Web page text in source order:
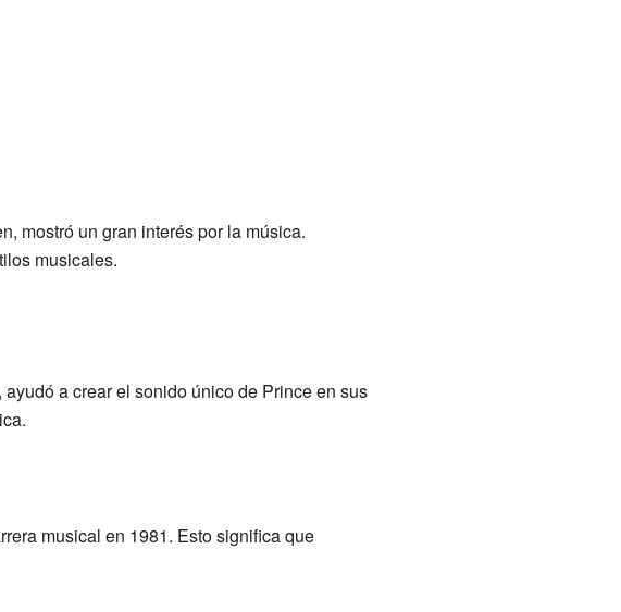
mostró un gran interés por la música.
musicales.
a crear el sonido único de Prince en sus
musical en 1981. Esto significa que